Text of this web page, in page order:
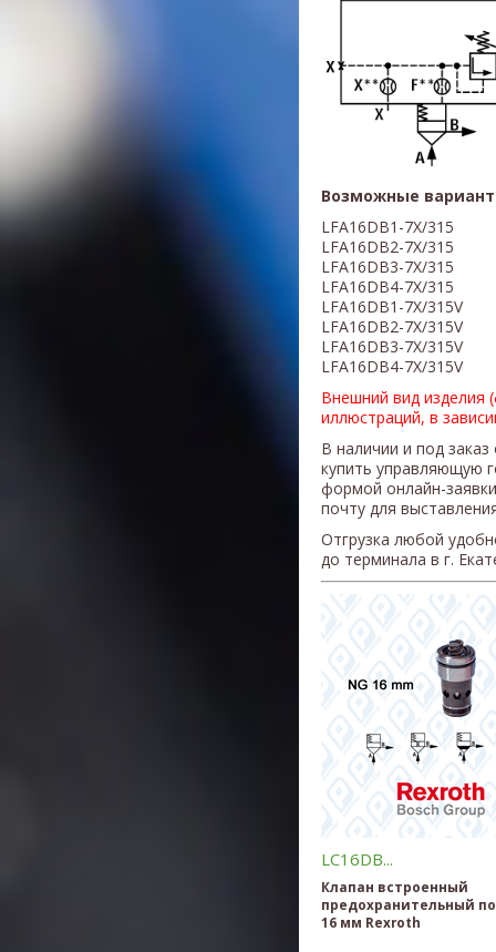
Возможные
LFA16DB1-7X/315
LFA16DB2-7X/315
LFA16DB3-7X/315
LFA16DB4-7X/315
LFA16DB1-7X/315V
LFA16DB2-7X/315V
LFA16DB3-7X/315V
LFA16DB4-7X/315V
Внешний вид изделия
иллюстраций, в
В наличии и под
купить управляющую
формой онлайн-
почту для
Отгрузка любой
до терминала в г.
LC16DB...
Клапан встроенный
предохранительный
16 мм Rexroth